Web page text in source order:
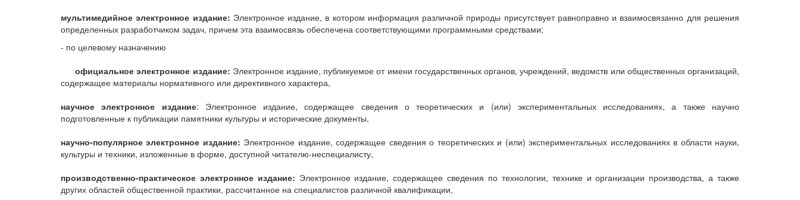
мультимедийное электронное издание: Электронное издание, в котором информация различной природы присутствует равноправно и взаимосвязанно для решения
определенных разработчиком задач, причем эта взаимосвязь обеспечена соответствующими программными средствами;
- по целевому назначению
официальное электронное издание: Электронное издание, публикуемое от имени государственных органов, учреждений, ведомств или общественных организаций,
содержащее материалы нормативного или директивного характера,
научное электронное издание: Электронное издание, содержащее сведения о теоретических и (или) экспериментальных исследованиях, а также научно
подготовленные к публикации памятники культуры и исторические документы,
научно-популярное электронное издание: Электронное издание, содержащее сведения о теоретических и (или) экспериментальных исследованиях в области науки,
культуры и техники, изложенные в форме, доступной читателю-неспециалисту,
производственно-практическое электронное издание: Электронное издание, содержащее сведения по технологии, технике и организации производства, а также
других областей общественной практики, рассчитанное на специалистов различной квалификации,